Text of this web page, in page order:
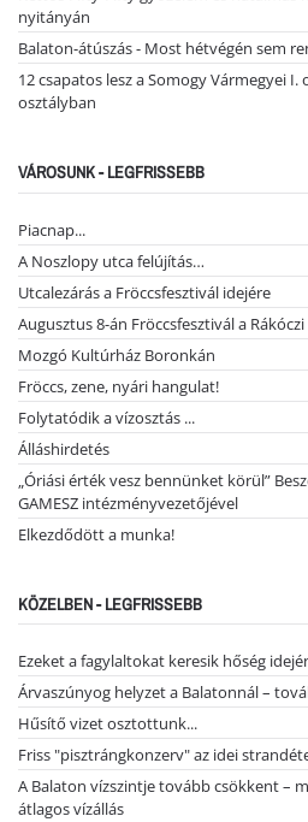
nyitányán
Balaton-átúszás - Most hétvégén sem
12 csapatos lesz a Somogy Vármegyei
osztályban
VÁROSUNK - LEGFRISSEBB
Piacnap...
A Noszlopy utca felújítás…
Utcalezárás a Fröccsfesztivál idejére
Augusztus 8-án Fröccsfesztivál a
Mozgó Kultúrház Boronkán
Fröccs, zene, nyári hangulat!
Folytatódik a vízosztás ...
Álláshirdetés
„Óriási érték vesz bennünket körül”
GAMESZ intézményvezetőjével
Elkezdődött a munka!
KÖZELBEN - LEGFRISSEBB
Ezeket a fagylaltokat keresik hőség
Árvaszúnyog helyzet a Balatonnál –
Hűsítő vizet osztottunk...
Friss "pisztrángkonzerv" az idei
A Balaton vízszintje tovább csökkent –
átlagos vízállás